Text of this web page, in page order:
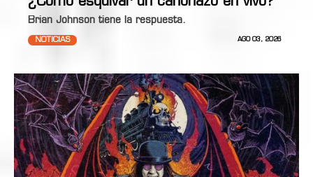
Brian Johnson tiene la respuesta.
NOTICIAS AGO 03, 2026